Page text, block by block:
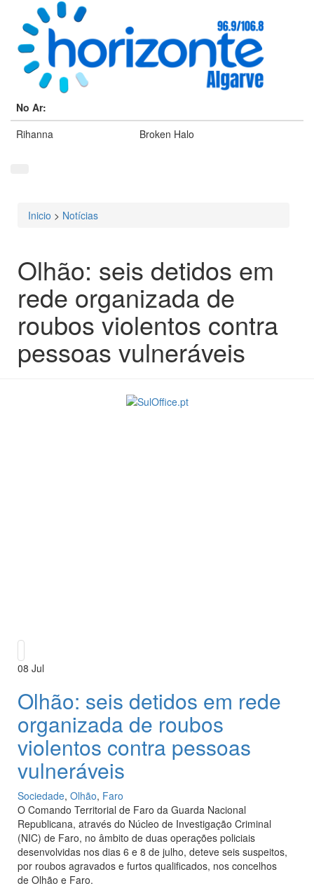
No Ar:
Rihanna
Broken Halo
Está aqui
Inicio > Notícias
Olhão: seis detidos em
rede organizada de
roubos violentos contra
pessoas vulneráveis
08 Jul
Olhão: seis detidos em rede
organizada de roubos
violentos contra pessoas
vulneráveis
Sociedade, Olhão, Faro
O Comando Territorial de Faro da Guarda Nacional
Republicana, através do Núcleo de Investigação Criminal
(NIC) de Faro, no âmbito de duas operações policiais
desenvolvidas nos dias 6 e 8 de julho, deteve seis suspeitos,
por roubos agravados e furtos qualificados, nos concelhos
de Olhão e Faro.